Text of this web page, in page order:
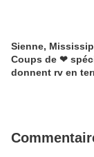
Sienne,
Coups de ❤
donnent rv en